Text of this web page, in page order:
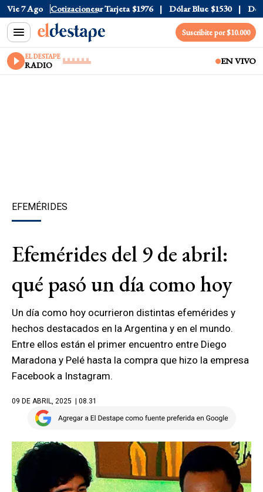
Vie 7 Ago Cotizaciones
Oficial $1520 Dólar Tarjeta $1976 Dólar Blue $1530 Dólar
Suscribite por $10.000
EL DESTAPE
RADIO EN VIVO
EFEMÉRIDES
Efemérides del 9 de abril:
qué pasó un día como hoy
Un día como hoy ocurrieron distintas efemérides y
hechos destacados en la Argentina y en el mundo.
Entre ellos están el primer encuentro entre Diego
Maradona y Pelé hasta la compra que hizo la empresa
Facebook a Instagram.
09 DE ABRIL, 2025 | 08.31